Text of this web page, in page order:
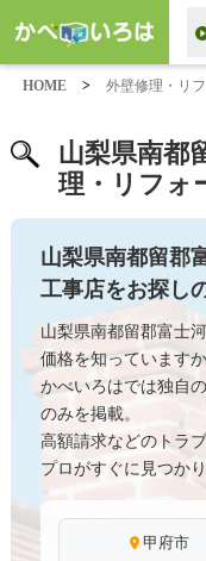
HOME > 外壁修理・リ
山梨県南都
理・リフォ
山梨県南都留郡
工事店をお探し
山梨県南都留郡富士
価格を知っています
かべいろはでは独自
のみを掲載。
高額請求などのトラ
プロがすぐに見つかり
甲府市